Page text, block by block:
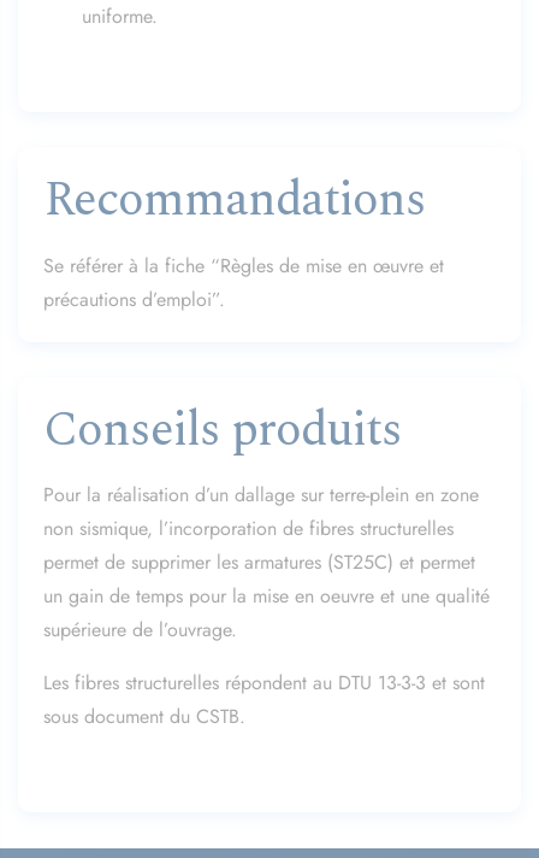
uniforme.
Recommandations
Se référer à la fiche “Règles de mise en œuvre et
précautions d’emploi”.
Conseils produits
Pour la réalisation d’un dallage sur terre-plein en zone
non sismique, l’incorporation de fibres structurelles
permet de supprimer les armatures (ST25C) et permet
un gain de temps pour la mise en oeuvre et une qualité
supérieure de l’ouvrage.
Les fibres structurelles répondent au DTU 13-3-3 et sont
sous document du CSTB.